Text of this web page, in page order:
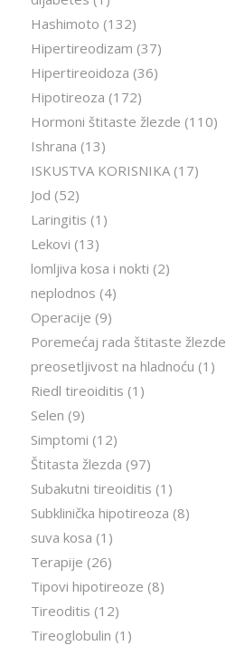
Hashimoto (132)
Hipertireodizam (37)
Hipertireoidoza (36)
Hipotireoza (172)
Hormoni štitaste žlezde (110)
Ishrana (13)
ISKUSTVA KORISNIKA(17)
Jod (52)
Laringitis (1)
Lekovi (13)
lomljiva kosa i nokti (2)
neplodnos (4)
Operacije (9)
Poremećaj rada štitaste žlezde
preosetljivost na hladnoću (1)
Riedl tireoiditis (1)
Selen (9)
Simptomi (12)
Štitasta žlezda (97)
Subakutni tireoiditis (1)
Subklinička hipotireoza (8)
suva kosa (1)
Terapije (26)
Tipovi hipotireoze (8)
Tireoditis (12)
Tireoglobulin (1)